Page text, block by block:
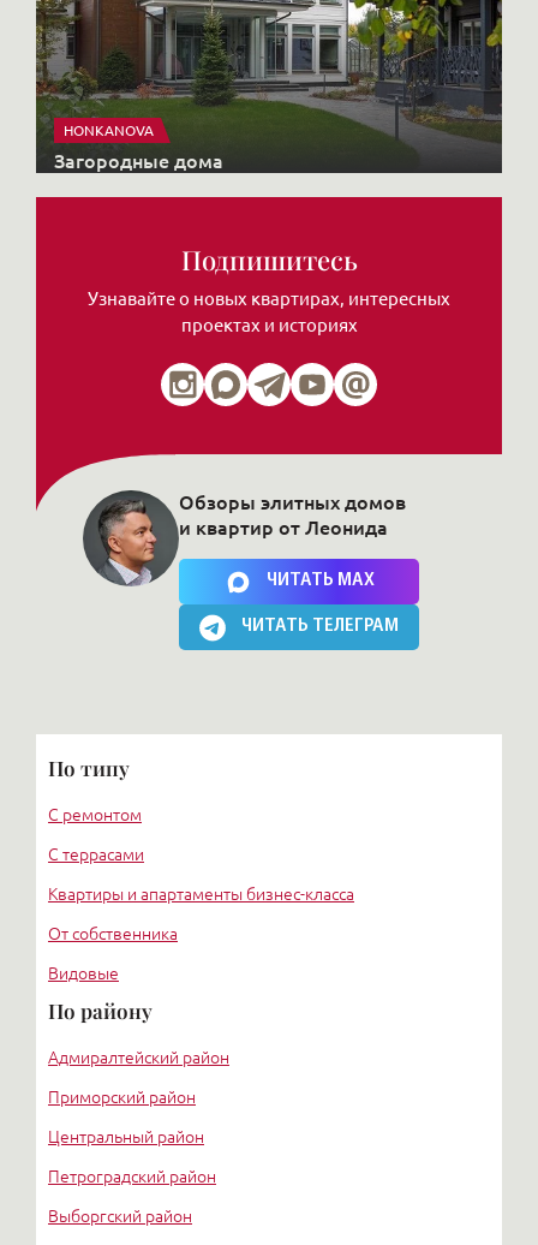
HONKANOVA
Загородные дома
Подпишитесь
Узнавайте о новых квартирах, интересных
проектах и историях
Нажимая на кнопку, Вы соглашаетесь c политикой сайта
Обзоры элитных домов
и квартир от Леонида
ЧИТАТЬ MAX
ЧИТАТЬ ТЕЛЕГРАМ
По типу
С ремонтом
С террасами
Квартиры и апартаменты бизнес-класса
От собственника
Видовые
По району
Адмиралтейский район
Приморский район
Центральный район
Петроградский район
Выборгский район